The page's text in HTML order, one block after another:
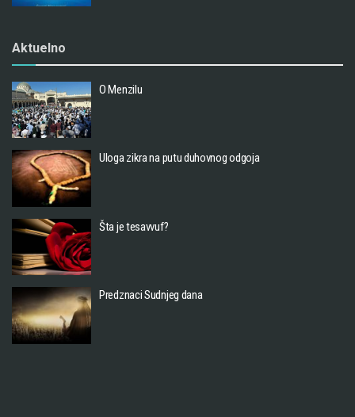
Aktuelno
O Menzilu
Uloga zikra na putu duhovnog odgoja
Šta je tesavvuf?
Predznaci Sudnjeg dana